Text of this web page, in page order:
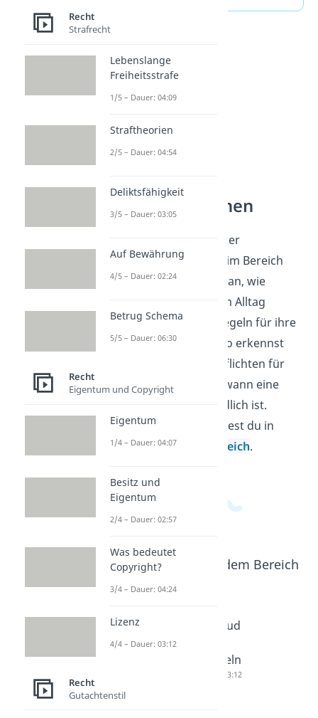
Verträge verstehen
Ein Kaufvertrag ist eine der
wichtigsten Grundlagen im Bereich
Verträge. Du schaust dir an, wie
verschiedene Verträge im Alltag
entstehen und welche Regeln für ihre
Gültigkeit wichtig sind. So erkennst
du, welche Rechte und Pflichten für
beide Seiten gelten und wann eine
Einigung wirklich verbindlich ist.
Weitere Videos dazu findest du in
unseremWirtschaftsbereich.
Beliebte Inhalte aus dem Bereich
Angebot
Dauer: 04:58
ad
Konklud
Handeln
Dauer: 03:12
Recht
Strafrecht
Lebenslange
Freiheitsstrafe
1/5 – Dauer: 04:09
Straftheorien
2/5 – Dauer: 04:54
Deliktsfähigkeit
3/5 – Dauer: 03:05
Auf Bewährung
4/5 – Dauer: 02:24
Betrug Schema
5/5 – Dauer: 06:30
Recht
Eigentum und Copyright
Eigentum
1/4 – Dauer: 04:07
Besitz und
Eigentum
2/4 – Dauer: 02:57
Was bedeutet
Copyright?
3/4 – Dauer: 04:24
Lizenz
4/4 – Dauer: 03:12
Recht
Gutachtenstil